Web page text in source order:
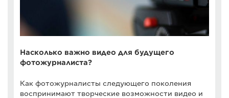
Насколько важно видео для будущего
фотожурналиста?
Как фотожурналисты следующего поколения
воспринимают творческие возможности видео и